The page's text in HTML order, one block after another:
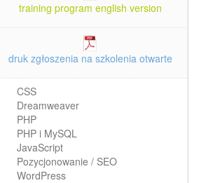
training program english version
druk zgłoszenia na szkolenia otwarte
CSS
Dreamweaver
PHP
PHP i MySQL
JavaScript
Pozycjonowanie / SEO
WordPress